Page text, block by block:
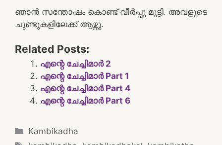
ഞാൻ സന്തോഷം കൊണ്ട് വീർപ്പു മുട്ടി. അവളുടെ
ചുണ്ടുകളിലേക്ക് ആഴ്ന്നു.
Related Posts:
എന്റെ ചേച്ചിമാർ 2
എന്റെ ചേച്ചിമാർ Part 1
എന്റെ ചേച്ചിമാർ Part 4
എന്റെ ചേച്ചിമാർ Part 6
Categories
Kambikadha